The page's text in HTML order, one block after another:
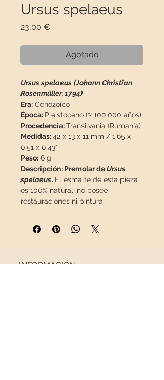
Ursus spelaeus
23,00 €
Agotado
Ursus spelaeus (Johann Christian
Rosenmüller, 1794)
Era: Cenozoico
Época: Pleistoceno (≈ 100.000 años)
Procedencia:Transilvania (Rumanía)
Medidas:42 x 13 x 11 mm / 1,65 x
0,51 x 0,43"
Peso: 6 g
Descripción: Premolar deUrsus
spelaeus. El esmalte de esta pieza
es 100% natural, no posee
restauraciones ni pintura.
Esta pieza viajará
paquete especial para que llegue
INFORMACIÓN